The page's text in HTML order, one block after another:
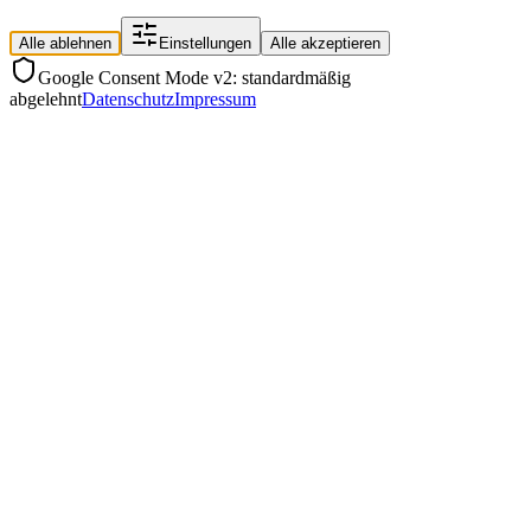
Alle ablehnen Einstellungen Alle akzeptieren
Google Consent Mode v2: standardmäßig
abgelehntDatenschutzImpressum